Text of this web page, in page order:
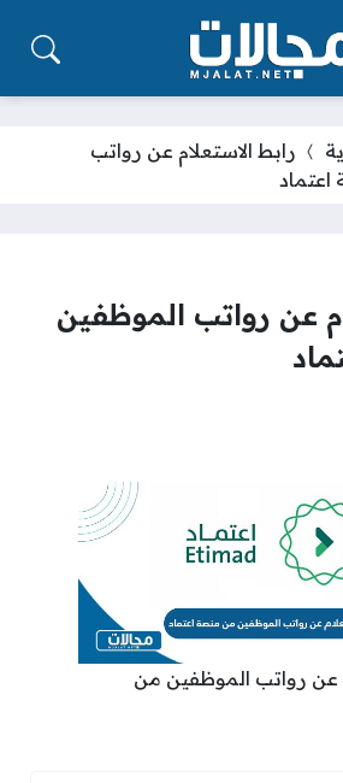
رابط الاستعلام عن رواتب
عن رواتب الموظفين
عن رواتب الموظفين من